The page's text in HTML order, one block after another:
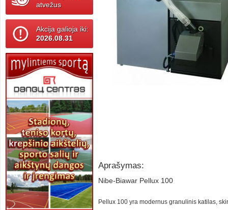
atvežus
Akcija galioja iki:
2026.08.31
Aprašymas:
Nibe-Biawar Pellux 100
Pellux 100 yra modernus granulinis katilas,